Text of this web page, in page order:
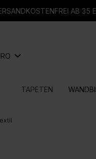
AB 35
TAPETEN